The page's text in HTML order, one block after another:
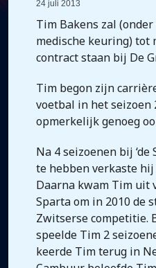
24 juli 2013
Tim Bakens zal
medische keuring) tot
contract staan bij De
Tim begon zijn
voetbal in het seizoen
opmerkelijk genoeg
Na 4 seizoenen bij ‘de
te hebben verkaste hij
Daarna kwam Tim uit
Sparta om in 2010 de
Zwitserse competitie.
speelde Tim 2
keerde Tim terug in